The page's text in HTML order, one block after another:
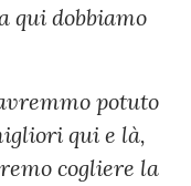
qui dobbiamo
potuto
qui e là,
cogliere la